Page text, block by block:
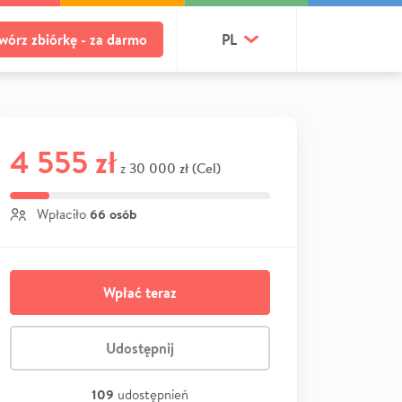
zbiórkę - za darmo PL
4 555 zł z 30 000 zł (Cel)
Wpłaciło 66 osób
Wpłać teraz
Udostępnij
109 udostępnień